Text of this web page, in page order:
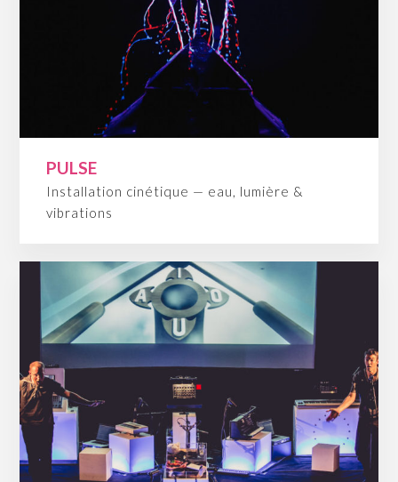
PULSE
Installation cinétique — eau, lumière &
vibrations